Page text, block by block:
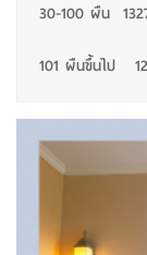
30-100 ผืน
101 ผืนขึ้นไป